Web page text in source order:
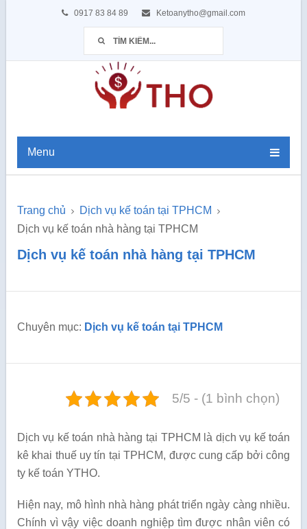
0917 83 84 89 Ketoanytho@gmail.com
Menu
Trang chủ
Dịch vụ kế toán tại TPHCM
Dịch vụ kế toán nhà hàng tại TPHCM
Dịch vụ kế toán nhà hàng tại TPHCM
Chuyên mục: Dịch vụ kế toán tại TPHCM
5/5 - (1 bình chọn)
Dịch vụ kế toán nhà hàng tại TPHCM là dịch vụ kế toán
kê khai thuế uy tín tại TPHCM, được cung cấp bởi công
ty kế toán YTHO.
Hiện nay, mô hình nhà hàng phát triển ngày càng nhiều.
Chính vì vậy việc doanh nghiệp tìm được nhân viên có